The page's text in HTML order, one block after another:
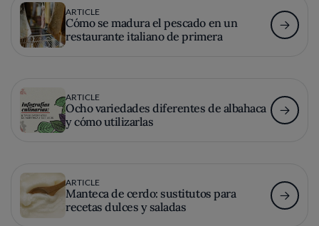
ARTICLE
Cómo se madura el pescado en un
restaurante italiano de primera
ARTICLE
Ocho variedades diferentes de albahaca
y cómo utilizarlas
ARTICLE
Manteca de cerdo: sustitutos para
recetas dulces y saladas